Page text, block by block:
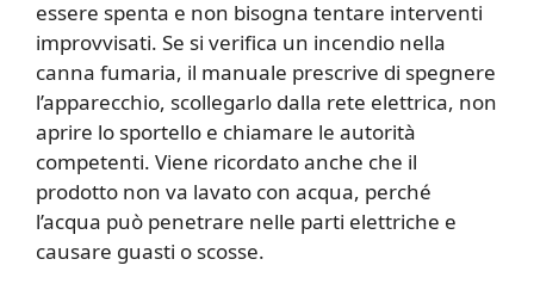
essere spenta e non bisogna tentare interventi
improvvisati. Se si verifica un incendio nella
canna fumaria, il manuale prescrive di spegnere
l’apparecchio, scollegarlo dalla rete elettrica, non
aprire lo sportello e chiamare le autorità
competenti. Viene ricordato anche che il
prodotto non va lavato con acqua, perché
l’acqua può penetrare nelle parti elettriche e
causare guasti o scosse.